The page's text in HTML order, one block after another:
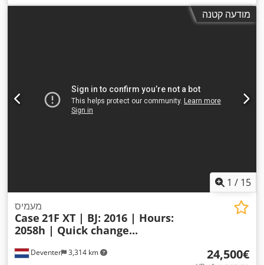
מודעה קטנה
1 / 15
Deventer 3,314 km
מעמיס
Case 21F XT | BJ: 2016 | Hours:
2058h | Quick change...
‏24,500 ‏€